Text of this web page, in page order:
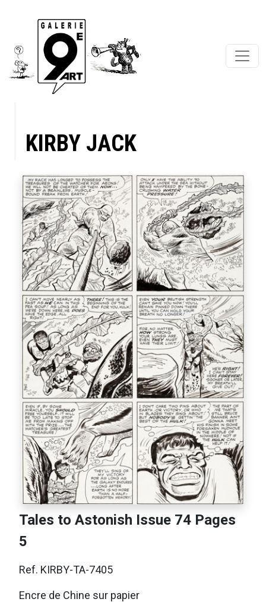
KIRBY JACK
Tales to Astonish Issue 74 Pages
5
Ref. KIRBY-TA-7405
Encre de Chine sur papier